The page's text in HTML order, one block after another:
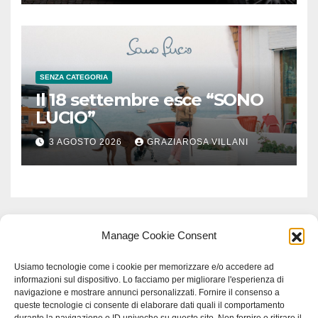
Manage Cookie Consent
Usiamo tecnologie come i cookie per memorizzare e/o accedere ad
informazioni sul dispositivo. Lo facciamo per migliorare l'esperienza di
navigazione e mostrare annunci personalizzati. Fornire il consenso a
queste tecnologie ci consente di elaborare dati quali il comportamento
SENZA CATEGORIA
Il 18 settembre esce “SONO
LUCIO”
3 AGOSTO 2026 GRAZIAROSA VILLANI